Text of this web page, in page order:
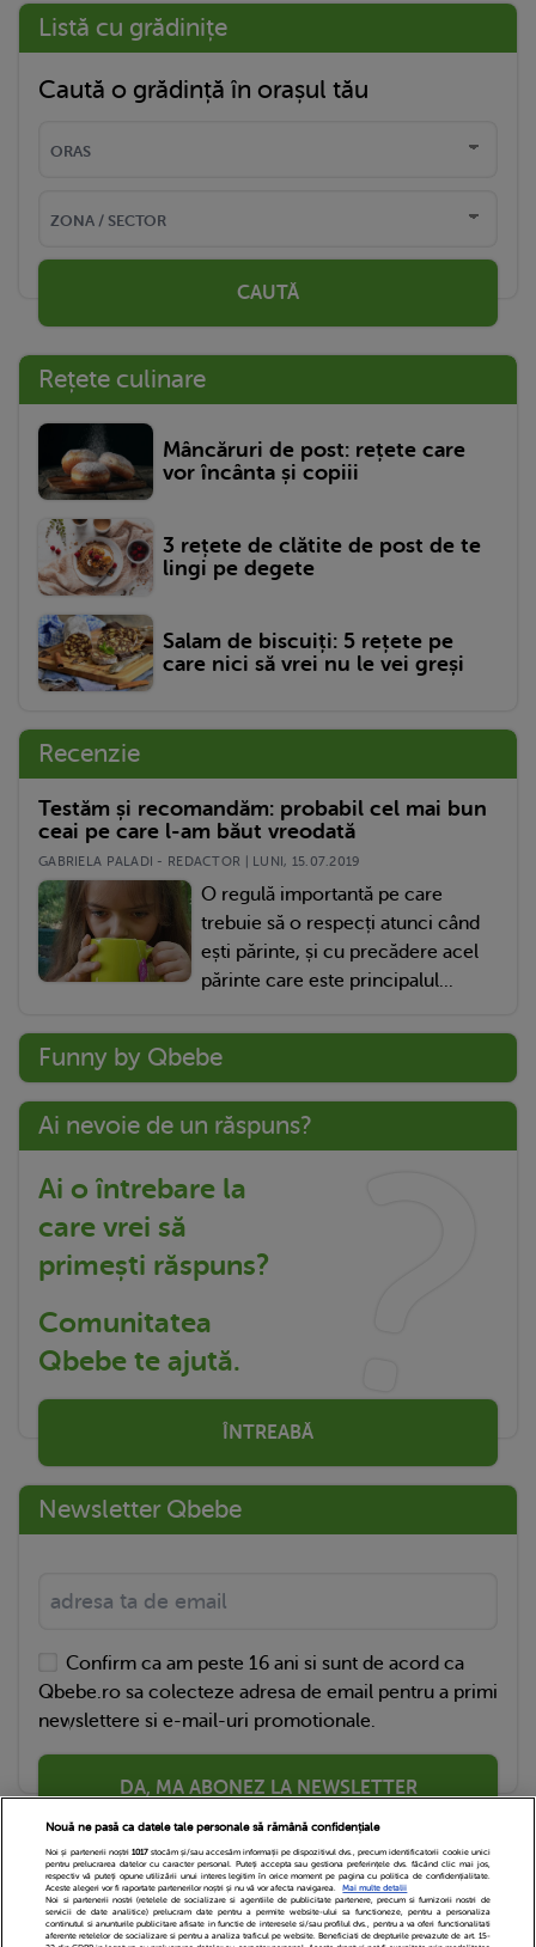
Listă cu grădinițe
Caută o grădință în orașul tău
CAUTĂ
Rețete culinare
Mâncăruri de post: rețete care
vor încânta și copiii
3 rețete de clătite de post de te
lingi pe degete
Salam de biscuiți: 5 rețete pe
care nici să vrei nu le vei greși
Recenzie
Testăm și recomandăm: probabil cel mai bun
ceai pe care l-am băut vreodată
GABRIELA PALADI - REDACTOR | LUNI, 15.07.2019
O regulă importantă pe care
trebuie să o respecți atunci când
ești părinte, și cu precădere acel
părinte care este principalul...
Funny by Qbebe
Ai nevoie de un răspuns?
Ai o întrebare la
care vrei să
primești răspuns?
Comunitatea
Qbebe te ajută.
ÎNTREABĂ
Newsletter Qbebe
Confirm ca am peste 16 ani si sunt de acord ca
Qbebe.ro sa colecteze adresa de email pentru a primi
newslettere si e-mail-uri promotionale.
DA, MA ABONEZ LA NEWSLETTER
Nouă ne pasă ca datele tale personale să rămână confidențiale
Noi și partenerii noștri 1017stocăm și/sau accesăm informații pe dispozitivul dvs., precum identificatorii cookie unici
pentru prelucrarea datelor cu caracter personal. Puteți accepta sau gestiona preferințele dvs. făcând clic mai jos,
respectiv vă puteți opune utilizării unui interes legitim în orice moment pe pagina cu politica de confidențialitate.
Aceste alegeri vor fi raportate partenerilor noștri și nu vă vor afecta navigarea.
Mai multe detalii
Noi si partenerii nostri (retelele de socializare si agentiile de publicitate partenere, precum si furnizorii nostri de
servicii de date analitice) prelucram date pentru a permite website-ului sa functioneze, pentru a personaliza
continutul si anunturile publicitare afisate in functie de interesele si/sau profilul dvs., pentru a va oferi functionalitati
aferente retelelor de socializare si pentru a analiza traficul pe website. Beneficiati de drepturile prevazute de art. 15-